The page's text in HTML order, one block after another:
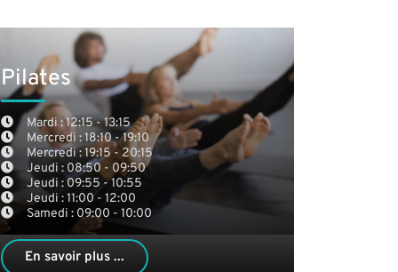
Pilates
Mardi : 12:15 - 13:15
Mercredi : 18:10 - 19:10
Mercredi : 19:15 - 20:15
Jeudi : 08:50 - 09:50
Jeudi : 09:55 - 10:55
Jeudi : 11:00 - 12:00
Samedi : 09:00 - 10:00
En savoir plus ...